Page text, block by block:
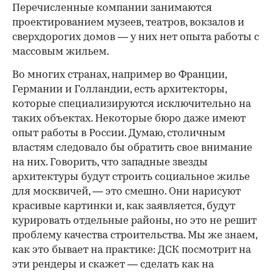
Перечисленные компании занимаются
проектированием музеев, театров, вокзалов и
сверхдорогих домов — у них нет опыта работы с
массовым жильем.
Во многих странах, например во Франции,
Германии и Голландии, есть архитекторы,
которые специализируются исключительно на
таких объектах. Некоторые бюро даже имеют
опыт работы в России. Думаю, столичным
властям следовало бы обратить свое внимание
на них. Говорить, что западные звезды
архитектуры будут строить социальное жилье
для москвичей, — это смешно. Они нарисуют
красивые картинки и, как заявляется, будут
курировать отдельные районы, но это не решит
проблему качества строительства. Мы же знаем,
как это бывает на практике: ДСК посмотрит на
эти рендеры и скажет — сделать как на